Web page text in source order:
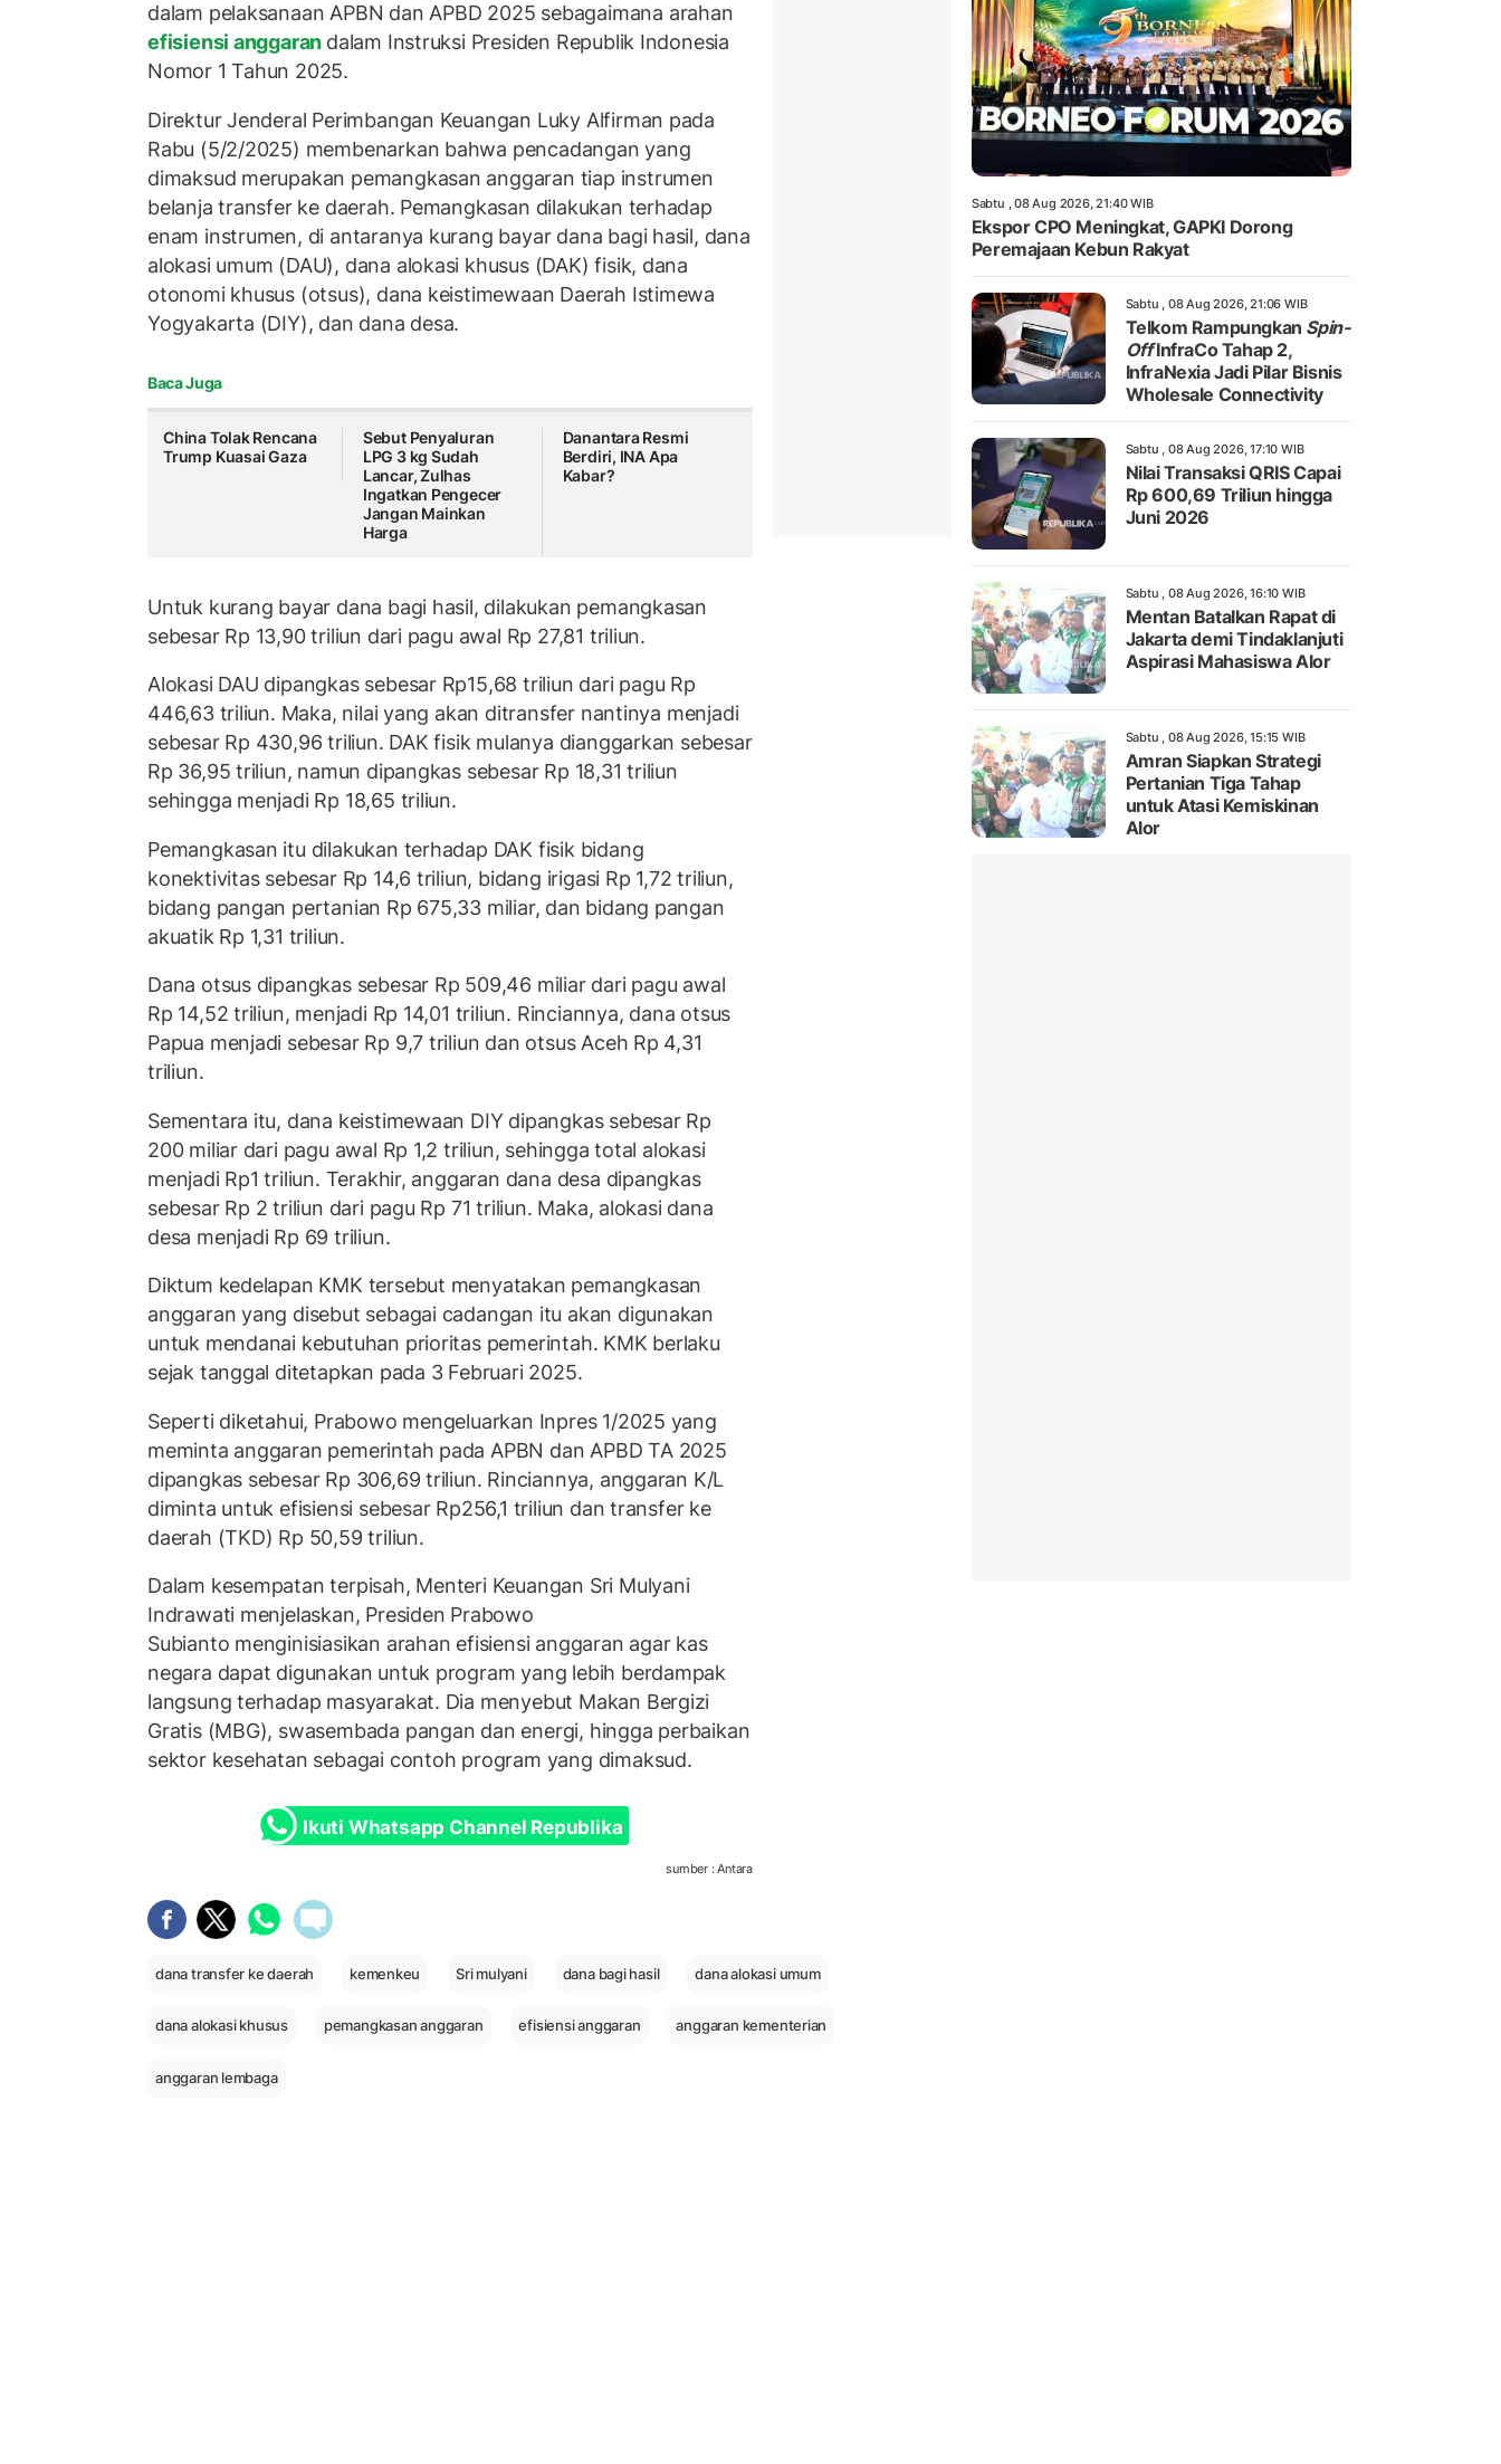
dalam pelaksanaan APBN dan APBD 2025 sebagaimana arahan
efisiensi anggaran dalam Instruksi Presiden Republik Indonesia
Nomor 1 Tahun 2025.
Direktur Jenderal Perimbangan Keuangan Luky Alfirman pada
Rabu (5/2/2025) membenarkan bahwa pencadangan yang
dimaksud merupakan pemangkasan anggaran tiap instrumen
belanja transfer ke daerah. Pemangkasan dilakukan terhadap
enam instrumen, di antaranya kurang bayar dana bagi hasil, dana
alokasi umum (DAU), dana alokasi khusus (DAK) fisik, dana
otonomi khusus (otsus), dana keistimewaan Daerah Istimewa
Yogyakarta (DIY), dan dana desa.
Baca Juga
China Tolak Rencana
Trump Kuasai Gaza
Sebut Penyaluran
LPG 3 kg Sudah
Lancar, Zulhas
Ingatkan Pengecer
Jangan Mainkan
Harga
Danantara Resmi
Berdiri, INA Apa
Kabar?
Untuk kurang bayar dana bagi hasil, dilakukan pemangkasan
sebesar Rp 13,90 triliun dari pagu awal Rp 27,81 triliun.
Alokasi DAU dipangkas sebesar Rp15,68 triliun dari pagu Rp
446,63 triliun. Maka, nilai yang akan ditransfer nantinya menjadi
sebesar Rp 430,96 triliun. DAK fisik mulanya dianggarkan sebesar
Rp 36,95 triliun, namun dipangkas sebesar Rp 18,31 triliun
sehingga menjadi Rp 18,65 triliun.
Pemangkasan itu dilakukan terhadap DAK fisik bidang
konektivitas sebesar Rp 14,6 triliun, bidang irigasi Rp 1,72 triliun,
bidang pangan pertanian Rp 675,33 miliar, dan bidang pangan
akuatik Rp 1,31 triliun.
Dana otsus dipangkas sebesar Rp 509,46 miliar dari pagu awal
Rp 14,52 triliun, menjadi Rp 14,01 triliun. Rinciannya, dana otsus
Papua menjadi sebesar Rp 9,7 triliun dan otsus Aceh Rp 4,31
triliun.
Sementara itu, dana keistimewaan DIY dipangkas sebesar Rp
200 miliar dari pagu awal Rp 1,2 triliun, sehingga total alokasi
menjadi Rp1 triliun. Terakhir, anggaran dana desa dipangkas
sebesar Rp 2 triliun dari pagu Rp 71 triliun. Maka, alokasi dana
desa menjadi Rp 69 triliun.
Diktum kedelapan KMK tersebut menyatakan pemangkasan
anggaran yang disebut sebagai cadangan itu akan digunakan
untuk mendanai kebutuhan prioritas pemerintah. KMK berlaku
sejak tanggal ditetapkan pada 3 Februari 2025.
Seperti diketahui, Prabowo mengeluarkan Inpres 1/2025 yang
meminta anggaran pemerintah pada APBN dan APBD TA 2025
dipangkas sebesar Rp 306,69 triliun. Rinciannya, anggaran K/L
diminta untuk efisiensi sebesar Rp256,1 triliun dan transfer ke
daerah (TKD) Rp 50,59 triliun.
Dalam kesempatan terpisah, Menteri Keuangan Sri Mulyani
Indrawati menjelaskan, Presiden Prabowo
Subianto menginisiasikan arahan efisiensi anggaran agar kas
negara dapat digunakan untuk program yang lebih berdampak
langsung terhadap masyarakat. Dia menyebut Makan Bergizi
Gratis (MBG), swasembada pangan dan energi, hingga perbaikan
sektor kesehatan sebagai contoh program yang dimaksud.
Ikuti Whatsapp Channel Republika
sumber : Antara
dana transfer ke daerah kemenkeu Sri mulyani dana bagi hasil dana alokasi umum
dana alokasi khusus pemangkasan anggaran efisiensi anggaran anggaran kementerian
anggaran lembaga
Sabtu , 08 Aug 2026, 21:40 WIB
Ekspor CPO Meningkat, GAPKI Dorong
Peremajaan Kebun Rakyat
Sabtu , 08 Aug 2026, 21:06 WIB
Telkom Rampungkan Spin-
OffInfraCo Tahap 2,
InfraNexia Jadi Pilar Bisnis
Wholesale Connectivity
Sabtu , 08 Aug 2026, 17:10 WIB
Nilai Transaksi QRIS Capai
Rp 600,69 Triliun hingga
Juni 2026
Sabtu , 08 Aug 2026, 16:10 WIB
Mentan Batalkan Rapat di
Jakarta demi Tindaklanjuti
Aspirasi Mahasiswa Alor
Sabtu , 08 Aug 2026, 15:15 WIB
Amran Siapkan Strategi
Pertanian Tiga Tahap
untuk Atasi Kemiskinan
Alor